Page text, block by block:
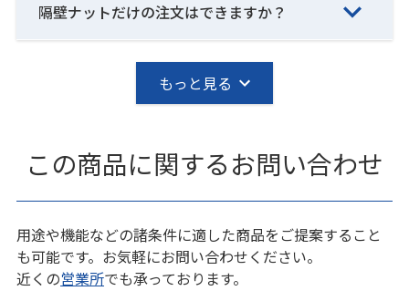
隔壁ナットだけの注文はできますか？
もっと見る
この商品に関するお問い合わせ
用途や機能などの諸条件に適した商品をご提案すること
も可能です。お気軽にお問い合わせください。
近くの営業所でも承っております。